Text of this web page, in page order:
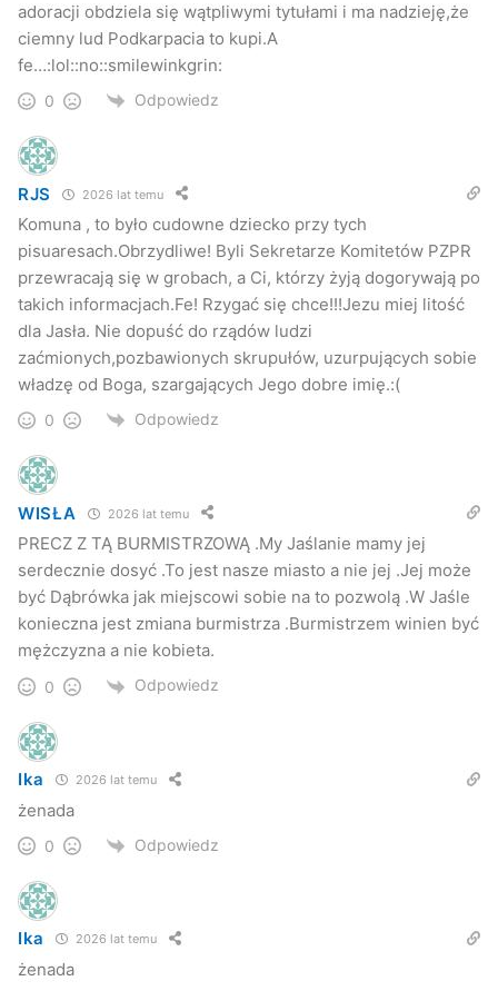
adoracji obdziela się wątpliwymi tytułami i ma nadzieję,że
ciemny lud Podkarpacia to kupi.A
fe…:lol::no::smilewinkgrin:
0 Odpowiedz
RJS 2026 lat temu
Komuna , to było cudowne dziecko przy tych
pisuaresach.Obrzydliwe! Byli Sekretarze Komitetów PZPR
przewracają się w grobach, a Ci, którzy żyją dogorywają po
takich informacjach.Fe! Rzygać się chce!!!Jezu miej litość
dla Jasła. Nie dopuść do rządów ludzi
zaćmionych,pozbawionych skrupułów, uzurpujących sobie
władzę od Boga, szargających Jego dobre imię.:(
0 Odpowiedz
WISŁA 2026 lat temu
PRECZ Z TĄ BURMISTRZOWĄ .My Jaślanie mamy jej
serdecznie dosyć .To jest nasze miasto a nie jej .Jej może
być Dąbrówka jak miejscowi sobie na to pozwolą .W Jaśle
konieczna jest zmiana burmistrza .Burmistrzem winien być
mężczyzna a nie kobieta.
0 Odpowiedz
Ika 2026 lat temu
żenada
0 Odpowiedz
Ika 2026 lat temu
żenada